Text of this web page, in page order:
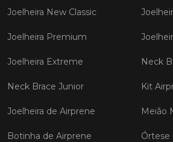
Joelheira New Classic
Joelheira Premium
Joelheira Extreme Neck
Neck Brace Junior Kit
Joelheira de Airprene Meião
Botinha de Airprene Órtese